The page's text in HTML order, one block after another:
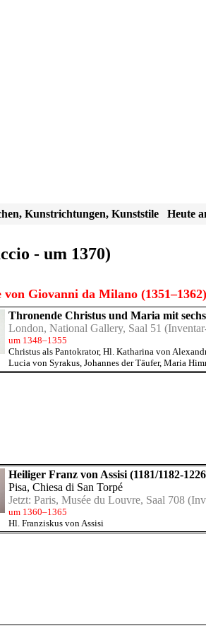
Heute
Kunstrichtungen, Kunststile
- um 1370)
Giovanni da Milano (1351–1362)
Thronende Christus und Maria mit
London, National Gallery, Saal 51
um 1348–1355
Christus als Pantokrator, Hl. Katharina von
Lucia von Syrakus, Johannes der Täufer, Maria
Heiliger Franz von Assisi (1181/1182-
Pisa, Chiesa di San Torpé
Jetzt: Paris, Musée du Louvre, Saal 708
um 1360–1365
Hl. Franziskus von Assisi